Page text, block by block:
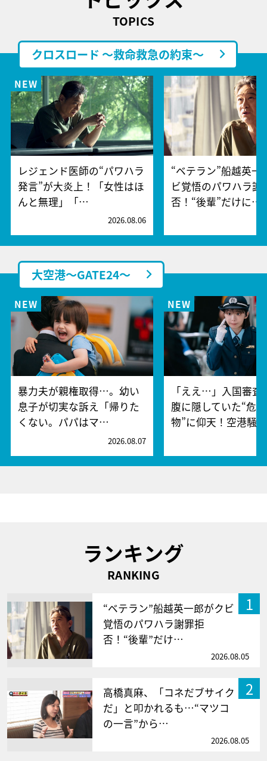
TOPICS
クロスロード ～救命救急の約束～
レジェンド医師の“パワハラ
発言”が大炎上！「女性はほ
んと無理」「…
2026.08.06
“ベテラン”船越英一
ビ覚悟のパワハラ謝
否！“後輩”だけに…
大空港～GATE24～
暴力夫が親権取得…。幼い
息子が切実な訴え「帰りた
くない。パパはマ…
2026.08.07
「ええ…」入国審査
腹に隠していた“危
物”に仰天！空港騒
ランキング
RANKING
1
“ベテラン”船越英一郎がクビ
覚悟のパワハラ謝罪拒
否！“後輩”だけ…
2026.08.05
2
高橋真麻、「コネだブサイク
だ」と叩かれるも…“マツコ
の一言”から…
2026.08.05